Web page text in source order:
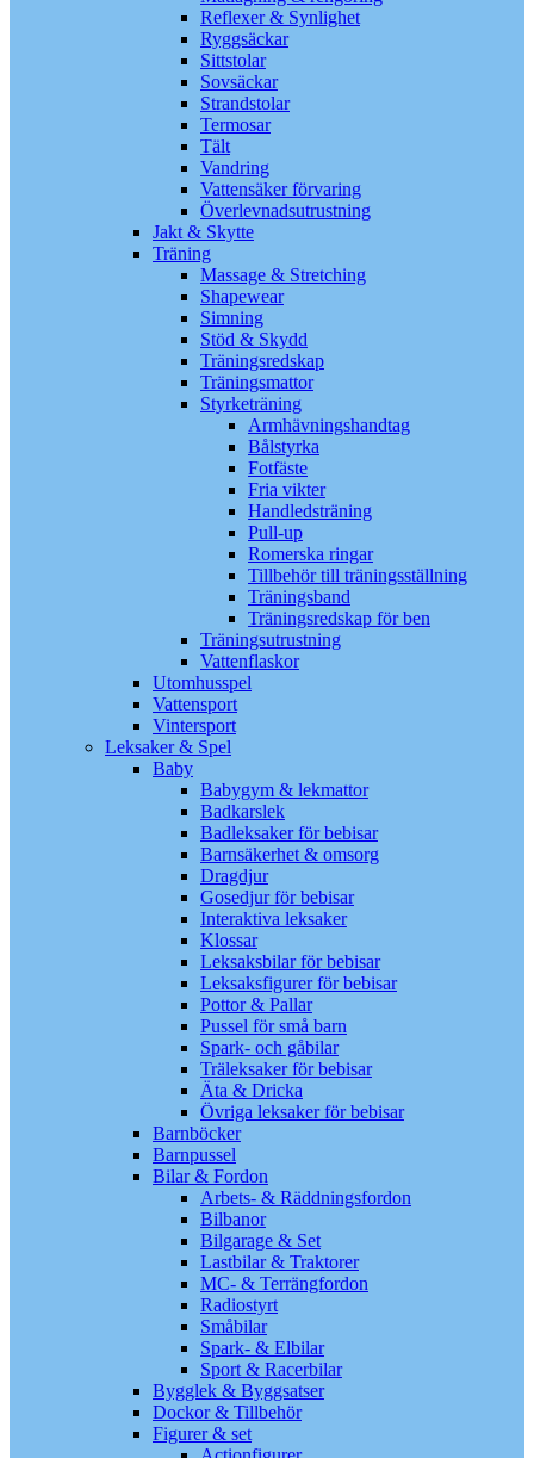
Reflexer & Synlighet
Ryggsäckar
Sittstolar
Sovsäckar
Strandstolar
Termosar
Tält
Vandring
Vattensäker förvaring
Överlevnadsutrustning
Jakt & Skytte
Träning
Massage & Stretching
Shapewear
Simning
Stöd & Skydd
Träningsredskap
Träningsmattor
Styrketräning
Armhävningshandtag
Bålstyrka
Fotfäste
Fria vikter
Handledsträning
Pull-up
Romerska ringar
Tillbehör till träningsställning
Träningsband
Träningsredskap för ben
Träningsutrustning
Vattenflaskor
Utomhusspel
Vattensport
Vintersport
Leksaker & Spel
Baby
Babygym & lekmattor
Badkarslek
Badleksaker för bebisar
Barnsäkerhet & omsorg
Dragdjur
Gosedjur för bebisar
Interaktiva leksaker
Klossar
Leksaksbilar för bebisar
Leksaksfigurer för bebisar
Pottor & Pallar
Pussel för små barn
Spark- och gåbilar
Träleksaker för bebisar
Äta & Dricka
Övriga leksaker för bebisar
Barnböcker
Barnpussel
Bilar & Fordon
Arbets- & Räddningsfordon
Bilbanor
Bilgarage & Set
Lastbilar & Traktorer
MC- & Terrängfordon
Radiostyrt
Småbilar
Spark- & Elbilar
Sport & Racerbilar
Bygglek & Byggsatser
Dockor & Tillbehör
Figurer & set